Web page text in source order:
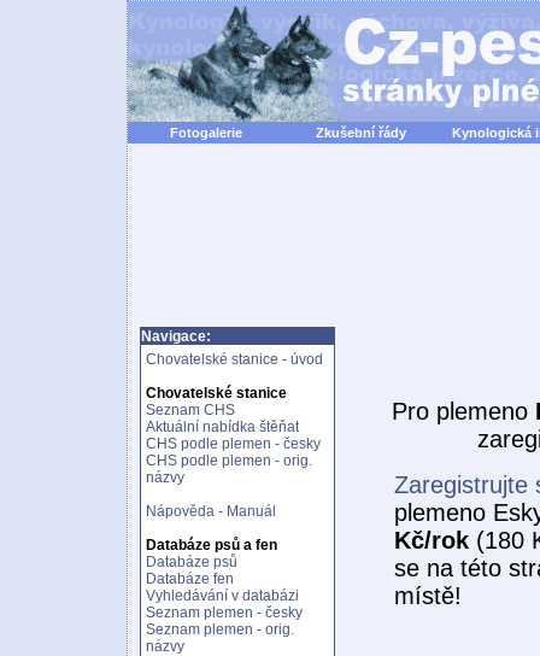
Fotogalerie Zkušební řády Kynologická
Navigace:
Chovatelské stanice - úvod
Chovatelské stanice
Seznam CHS
Aktuální nabídka štěňat
CHS podle plemen - česky
CHS podle plemen - orig.
názvy
Nápověda - Manuál
Databáze psů a fen
Databáze psů
Databáze fen
Vyhledávání v databázi
Seznam plemen - česky
Seznam plemen - orig.
názvy
Pro plemeno
Zaregistrujte
plemeno
Kč/rok (180
se na této
místě!